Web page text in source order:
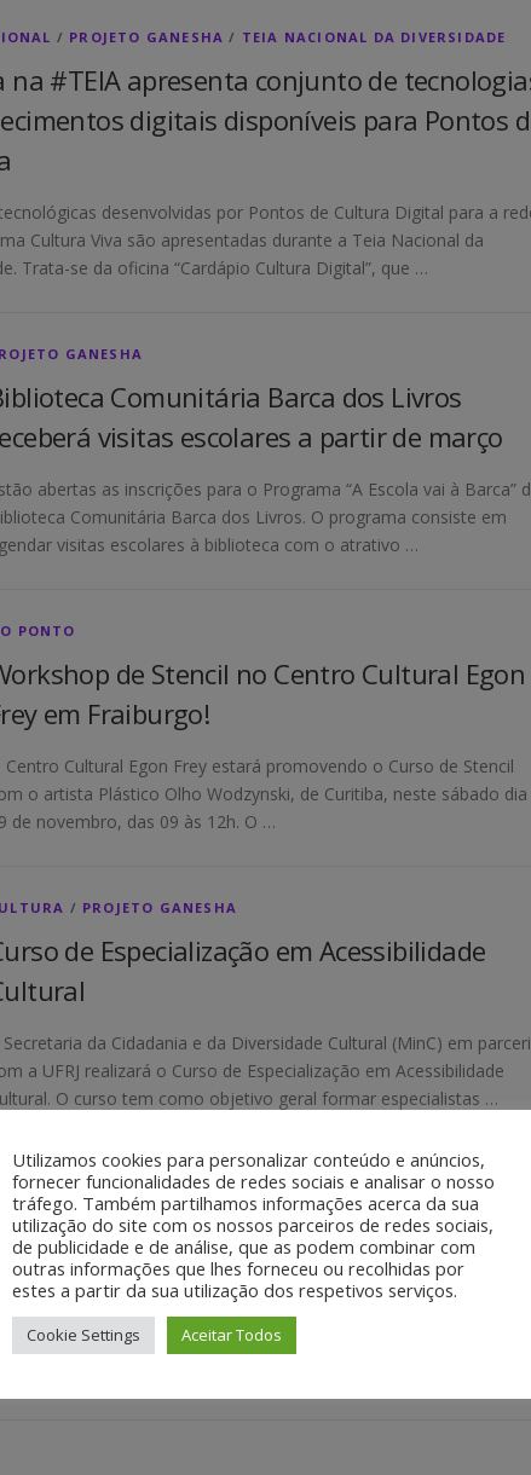
/ PROJETO GANESHA / TEIA NACIONAL DA DIVERSIDADE
na #TEIA apresenta conjunto de
digitais disponíveis para Pontos
desenvolvidas por Pontos de Cultura Digital para a
Cultura Viva são apresentadas durante a Teia Nacional da
Trata-se da oficina “Cardápio Cultura Digital”, que …
GANESHA
Comunitária Barca dos Livros
visitas escolares a partir de março
abertas as inscrições para o Programa “A Escola vai à Barca”
Comunitária Barca dos Livros. O programa consiste em
visitas escolares à biblioteca com o atrativo …
PONTO
de Stencil no Centro Cultural Egon
em Fraiburgo!
Centro Cultural Egon Frey estará promovendo o Curso de Stencil
o artista Plástico Olho Wodzynski, de Curitiba, neste sábado dia
de novembro, das 09 às 12h. O …
/ PROJETO GANESHA
de Especialização em Acessibilidade
Secretaria da Cidadania e da Diversidade Cultural (MinC) em
a UFRJ realizará o Curso de Especialização em Acessibilidade
O curso tem como objetivo geral formar especialistas …
voltados a comunidade negra em
Sul do Ministério da Cultura convida para a Oficina sobre os 5
voltados a produtores e criadores negros a ser realizada
Utilizamos cookies para personalizar conteúdo e anúncios,
fornecer funcionalidades de redes sociais e analisar o nosso
tráfego. Também partilhamos informações acerca da sua
utilização do site com os nossos parceiros de redes sociais,
de publicidade e de análise, que as podem combinar com
outras informações que lhes forneceu ou recolhidas por
estes a partir da sua utilização dos respetivos serviços.
Cookie Settings Aceitar Todos